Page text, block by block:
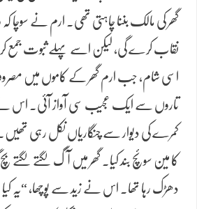
گھر کی مالک بننا چاہتی تھی۔ ارم نے سوچا
نقاب کرے گی، لیکن اسے پہلے ثبوت جمع
اسی شام، جب ارم گھر کے کاموں میں
تاروں سے ایک عجیب سی آواز آئی۔ اس
کمرے کی دیوار سے چنگاریاں نکل رہی تھیں۔
کا مین سوئچ بند کیا۔ گھر میں آگ لگتے لگتے
دھڑک رہا تھا۔ اس نے زید سے پوچھا، “یہ